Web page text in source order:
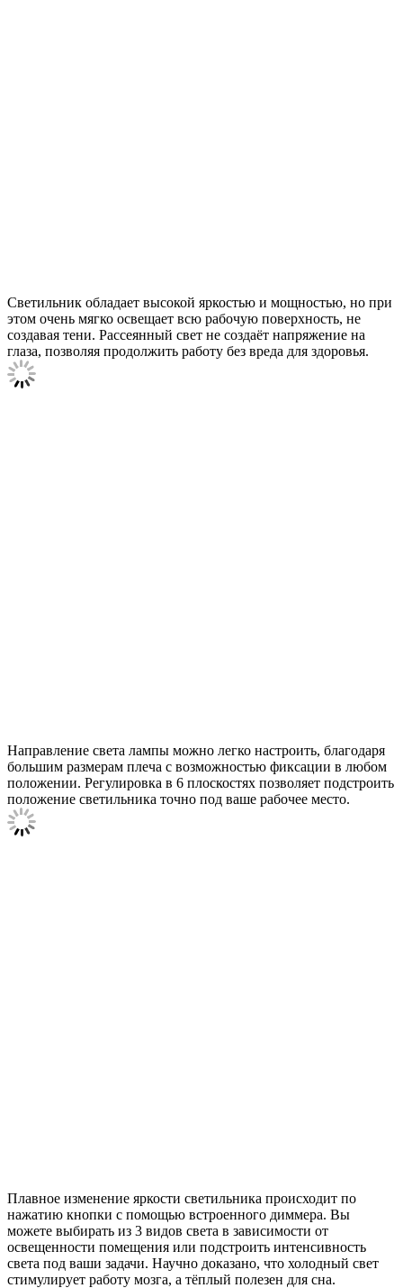
Светильник обладает высокой яркостью и мощностью, но при
этом очень мягко освещает всю рабочую поверхность, не
создавая тени. Рассеянный свет не создаёт напряжение на
глаза, позволяя продолжить работу без вреда для здоровья.
Направление света лампы можно легко настроить, благодаря
большим размерам плеча с возможностью фиксации в любом
положении. Регулировка в 6 плоскостях позволяет подстроить
положение светильника точно под ваше рабочее место.
Плавное изменение яркости светильника происходит по
нажатию кнопки с помощью встроенного диммера. Вы
можете выбирать из 3 видов света в зависимости от
освещенности помещения или подстроить интенсивность
света под ваши задачи. Научно доказано, что холодный свет
стимулирует работу мозга, а тёплый полезен для сна.